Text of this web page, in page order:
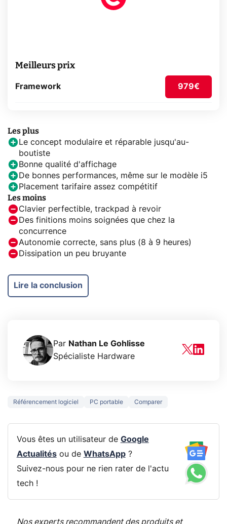
Meilleurs prix
Framework 979€
Les plus
Le concept modulaire et réparable jusqu'au-
boutiste
Bonne qualité d'affichage
De bonnes performances, même sur le modèle i5
Placement tarifaire assez compétitif
Les moins
Clavier perfectible, trackpad à revoir
Des finitions moins soignées que chez la
concurrence
Autonomie correcte, sans plus (8 à 9 heures)
Dissipation un peu bruyante
Lire la conclusion
Par Nathan Le Gohlisse
Spécialiste Hardware
Référencement logiciel PC portable Comparer
Vous êtes un utilisateur de Google
Actualitésou de WhatsApp?
Suivez-nous pour ne rien rater de l'actu
tech !
Nos experts recommandent des produits et